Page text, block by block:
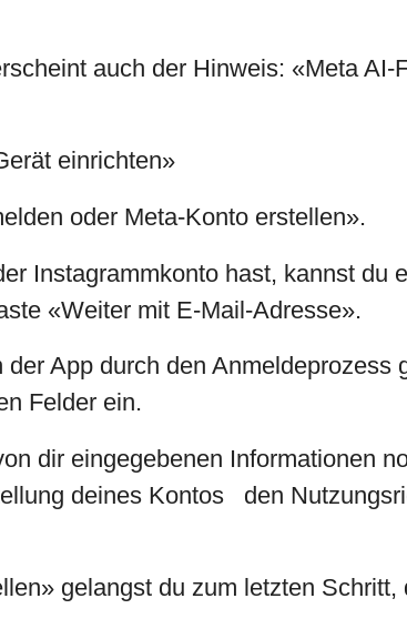
auch der Hinweis: «Meta
einrichten»
oder Meta-Konto erstellen».
Instagrammkonto hast, kannst du
«Weiter mit E-Mail-Adresse».
App durch den
Felder ein.
dir eingegebenen Informationen
deines Kontos den
gelangst du zum letzten